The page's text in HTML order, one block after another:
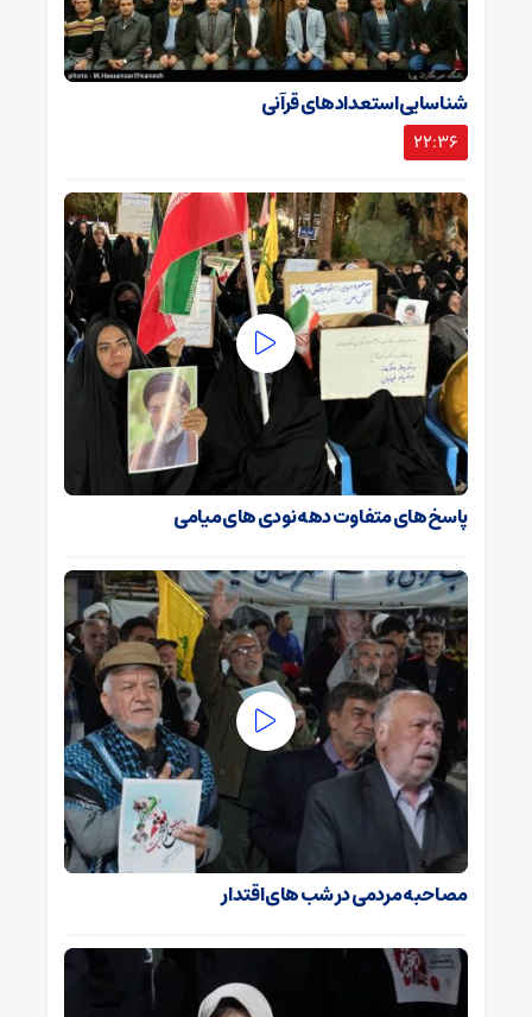
شناسایی استعدادهای قرآنی
22:36
پاسخ های متفاوت دهه نودی های میامی
مصاحبه مردمی در شب های اقتدار